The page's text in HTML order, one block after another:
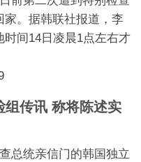
。据韩联社报道，李
间14日凌晨1点左右才
组传讯 称将陈述实
总统亲信门的韩国独立